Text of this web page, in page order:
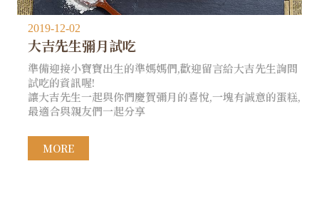
2019-12-02
大吉先生彌月試吃
準備迎接小寶寶出生的準媽媽們,歡迎留言給大吉先生詢問
試吃的資訊喔!
讓大吉先生一起與你們慶賀彌月的喜悅,一塊有誠意的蛋糕,
最適合與親友們一起分享
MORE